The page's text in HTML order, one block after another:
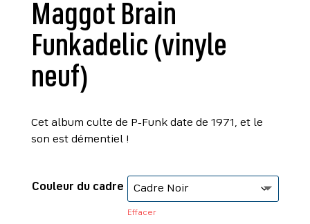
Maggot Brain
Funkadelic (vinyle
neuf)
Cet album culte de P-Funk date de 1971, et le
son est démentiel !
Couleur du cadre
Effacer